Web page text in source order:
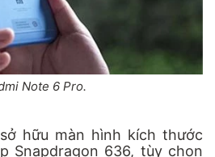
Note 6 Pro.
hữu màn hình kích thước
Snapdragon 636, tùy chọn